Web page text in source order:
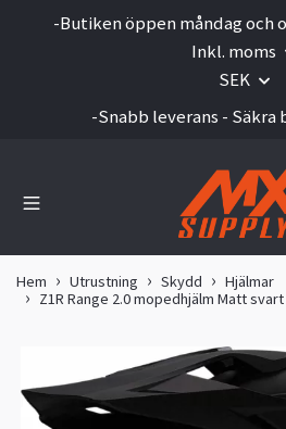
-Butiken öppen måndag och
Inkl. moms
SEK
-Snabb leverans - Säkra
Hem Utrustning Skydd
Hjälmar
Z1R Range 2.0 mopedhjälm Matt svart